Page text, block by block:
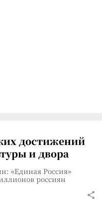
достижений
и двора
«Единая Россия»
россиян